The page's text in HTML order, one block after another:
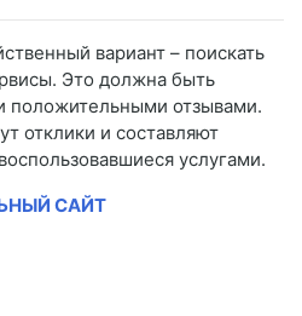
вариант – поискать
Это должна быть
положительными отзывами.
отклики и составляют
услугами.
САЙТ